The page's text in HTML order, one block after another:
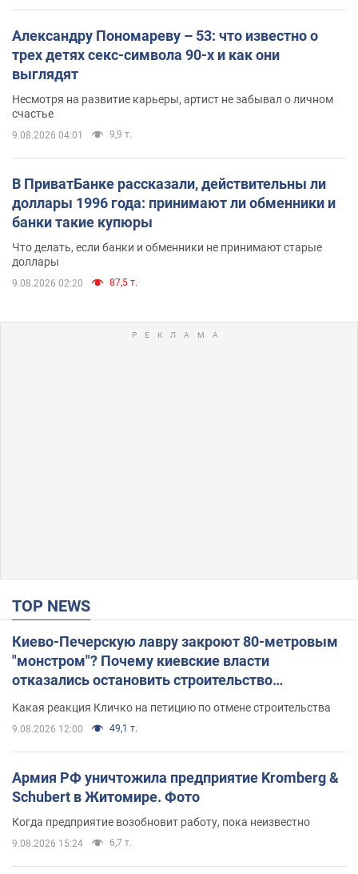
Александру Пономареву – 53: что известно о
трех детях секс-символа 90-х и как они
выглядят
Несмотря на развитие карьеры, артист не забывал о личном
счастье
9.08.2026 04:01 9,9 т.
В ПриватБанке рассказали, действительны ли
доллары 1996 года: принимают ли обменники и
банки такие купюры
Что делать, если банки и обменники не принимают старые
доллары
9.08.2026 02:20 87,5 т.
TOP NEWS
Киево-Печерскую лавру закроют 80-метровым
"монстром"? Почему киевские власти
отказались остановить строительство
небоскреба "московского верующего"
Какая реакция Кличко на петицию по отмене строительства
9.08.2026 12:00 49,1 т.
Армия РФ уничтожила предприятие Kromberg &
Schubert в Житомире. Фото
Когда предприятие возобновит работу, пока неизвестно
9.08.2026 15:24 6,7 т.